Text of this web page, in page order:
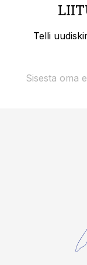
Telli